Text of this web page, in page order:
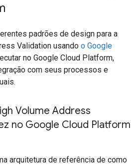
padrões de design para a
Validation usando o Google
no Google Cloud Platform,
com seus processos e
Volume Address
no Google Cloud Platform
arquitetura de referência de como